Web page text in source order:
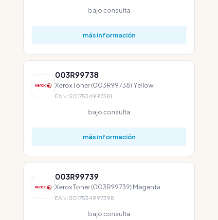
bajo consulta
más información
003R99738
Xerox Toner (003R99738) Yellow
EAN: 5017534997381
bajo consulta
más información
003R99739
Xerox Toner (003R99739) Magenta
EAN: 5017534997398
bajo consulta